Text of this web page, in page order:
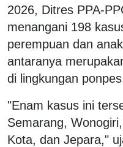
2026, Ditres PPA-
menangani 198
perempuan dan
antaranya
di lingkungan
"Enam kasus ini
Semarang,
Kota, dan Jepara,"